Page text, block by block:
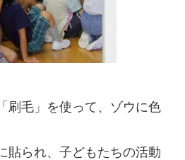
刷毛」を使って、ゾウに色
貼られ、子どもたちの活動